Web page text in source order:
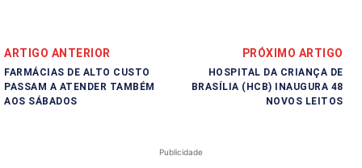
ARTIGO ANTERIOR
FARMÁCIAS DE ALTO CUSTO
PASSAM A ATENDER TAMBÉM
AOS SÁBADOS
PRÓXIMO ARTIGO
HOSPITAL DA CRIANÇA DE
BRASÍLIA (HCB) INAUGURA 48
NOVOS LEITOS
Publicidade